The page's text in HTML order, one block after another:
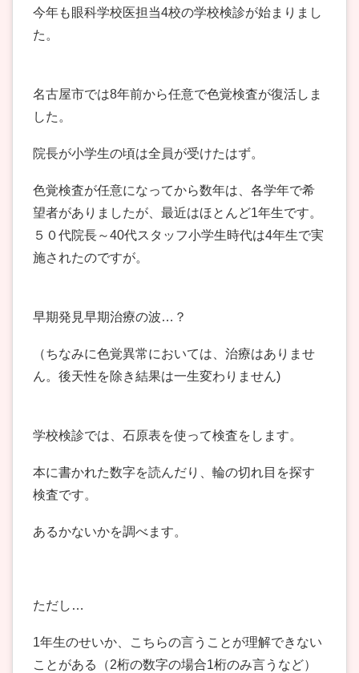
今年も眼科学校医担当4校の学校検診が始まりまし
た。
名古屋市では8年前から任意で色覚検査が復活しま
した。
院長が小学生の頃は全員が受けたはず。
色覚検査が任意になってから数年は、各学年で希
望者がありましたが、最近はほとんど1年生です。
５０代院長～40代スタッフ小学生時代は4年生で実
施されたのですが。
早期発見早期治療の波…？
（ちなみに色覚異常においては、治療はありませ
ん。後天性を除き結果は一生変わりません)
学校検診では、石原表を使って検査をします。
本に書かれた数字を読んだり、輪の切れ目を探す
検査です。
あるかないかを調べます。
ただし…
1年生のせいか、こちらの言うことが理解できない
ことがある（2桁の数字の場合1桁のみ言うなど）